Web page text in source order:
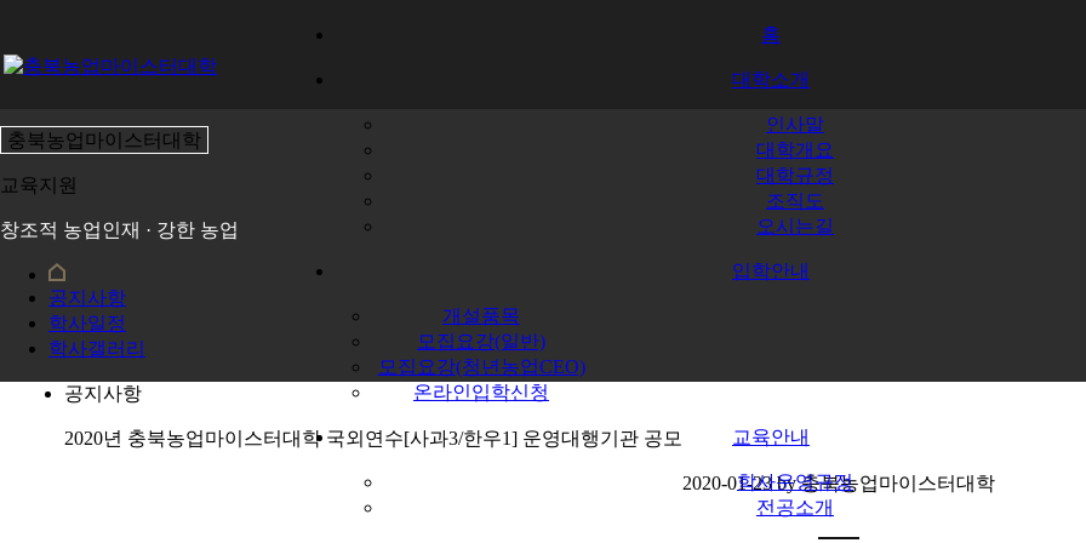
홈
대학소개
인사말
대학개요
대학규정
조직도
오시는길
입학안내
개설품목
모집요강(일반)
모집요강(청년농업CEO)
온라인입학신청
교육안내
학사운영규정
전공소개
충북농업마이스터대학
교육지원
창조적 농업인재 · 강한 농업
공지사항
학사일정
학사갤러리
공지사항
2020년 충북농업마이스터대학 국외연수[사과3/한우1] 운영대행기관 공모
2020-01-23 by충북농업마이스터대학